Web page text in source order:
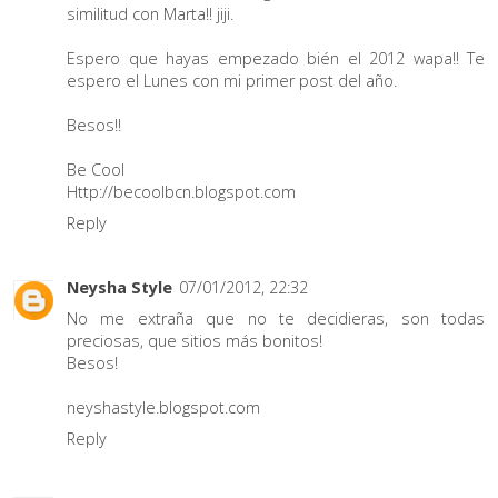
similitud con Marta!! jiji.
Espero que hayas empezado bién el 2012 wapa!! Te
espero el Lunes con mi primer post del año.
Besos!!
Be Cool
Http://becoolbcn.blogspot.com
Reply
Neysha Style 07/01/2012, 22:32
No me extraña que no te decidieras, son todas
preciosas, que sitios más bonitos!
Besos!
neyshastyle.blogspot.com
Reply